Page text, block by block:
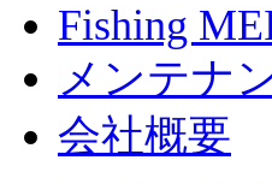
Fishing
メンテナ
会社概要